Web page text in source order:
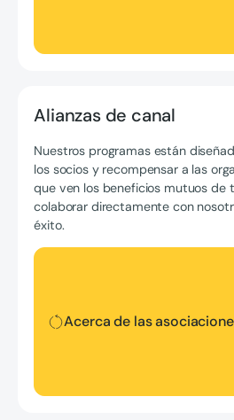
Alianzas de canal
Nuestros programas están
los socios y recompensar a las
que ven los beneficios mutuos de
colaborar directamente con
éxito.
Acerca de las
Acerca de las asociaciones de canal